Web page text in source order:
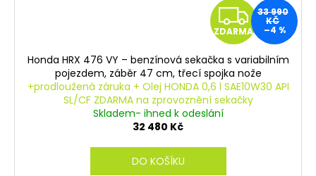
Z
D
A
R
ZDARMA
33 990
KČ
–4 %
Honda HRX 476 VY – benzínová sekačka s variabilním
pojezdem, záběr 47 cm, třecí spojka nože
+prodloužená záruka + Olej HONDA 0,6 l SAE10W30 API
SL/CF ZDARMA na zprovoznění sekačky
Skladem- ihned k odeslání
32 480 Kč
DO KOŠÍKU